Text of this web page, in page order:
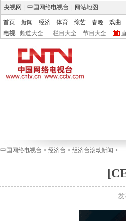
央视网 中国网络电视台 网站地图
首页 新闻 经济 体育 综艺 春晚
戏曲
电视
频道大全 栏目大全 节目大全
中国网络电视台 > 经济台 > 经济台滚动新闻 >